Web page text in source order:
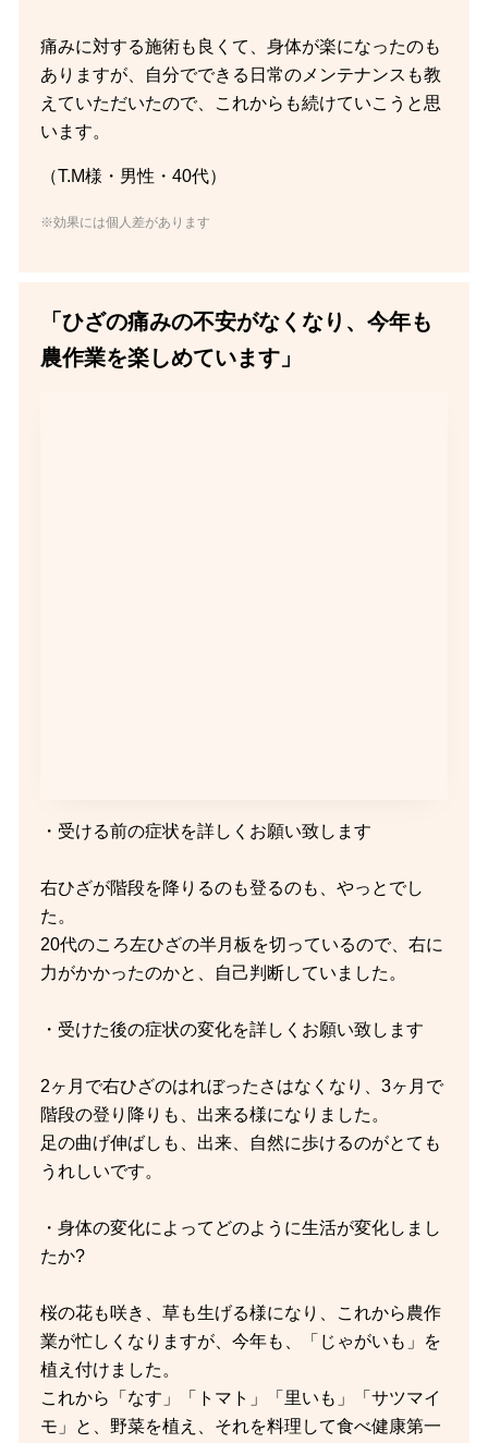
痛みに対する施術も良くて、身体が楽になったのも
ありますが、自分でできる日常のメンテナンスも教
えていただいたので、これからも続けていこうと思
います。
（T.M様・男性・40代）
※効果には個人差があります
「ひざの痛みの不安がなくなり、今年も
農作業を楽しめています」
・受ける前の症状を詳しくお願い致します
右ひざが階段を降りるのも登るのも、やっとでし
た。
20代のころ左ひざの半月板を切っているので、右に
力がかかったのかと、自己判断していました。
・受けた後の症状の変化を詳しくお願い致します
2ヶ月で右ひざのはれぼったさはなくなり、3ヶ月で
階段の登り降りも、出来る様になりました。
足の曲げ伸ばしも、出来、自然に歩けるのがとても
うれしいです。
・身体の変化によってどのように生活が変化しまし
たか?
桜の花も咲き、草も生げる様になり、これから農作
業が忙しくなりますが、今年も、「じゃがいも」を
植え付けました。
これから「なす」「トマト」「里いも」「サツマイ
モ」と、野菜を植え、それを料理して食べ健康第一